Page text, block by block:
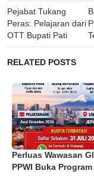
Post
navigation
Pejabat Tukang
Peras: Pelajaran dari
OTT Bupati Pati
RELATED POSTS
Perluas Wawasan
PPWI Buka Program